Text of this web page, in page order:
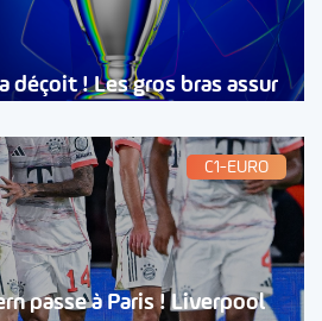
déçoit ! Les gros bras assur
C1-EURO
passe à Paris ! Liverpool